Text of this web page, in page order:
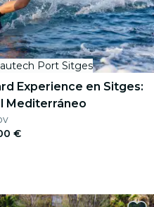
Port Sitges
Experience en Sitges:
Mediterráneo
€